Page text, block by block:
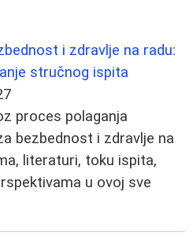
i zdravlje na radu:
stručnog ispita
proces polaganja
bezbednost i zdravlje na
literaturi, toku ispita,
u ovoj sve